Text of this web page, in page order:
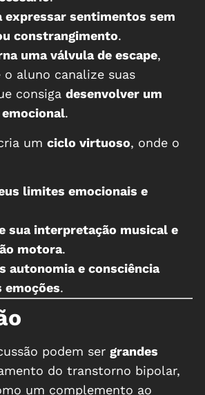
expressar sentimentos sem
constrangimento.
uma válvula de escape,
aluno canalize suas
consiga desenvolver um
.
um ciclo virtuoso, onde o
limites emocionais e
sua interpretação musical e
motora.
autonomia e consciência
emoções.
podem ser grandes
do transtorno bipolar,
um complemento ao